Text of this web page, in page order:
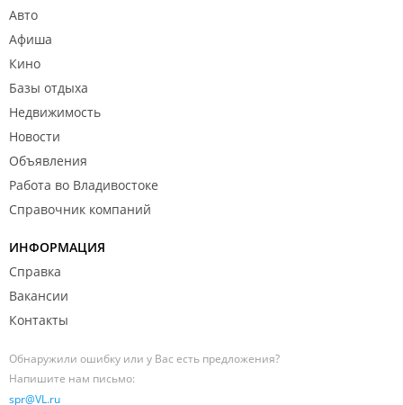
Авто
Афиша
Кино
Базы отдыха
Недвижимость
Новости
Объявления
Работа во Владивостоке
Справочник компаний
ИНФОРМАЦИЯ
Справка
Вакансии
Контакты
Обнаружили ошибку или у Вас есть предложения?
Напишите нам письмо:
spr@VL.ru